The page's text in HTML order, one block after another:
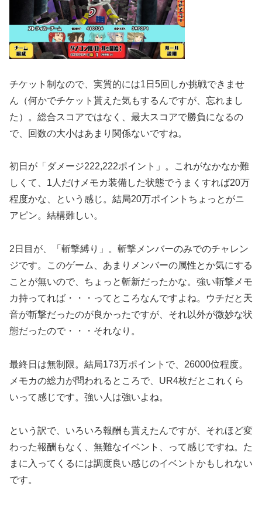
チケット制なので、実質的には1日5回しか挑戦できませ
ん（何かでチケット貰えた気もするんですが、忘れまし
た）。総合スコアではなく、最大スコアで勝負になるの
で、回数の大小はあまり関係ないですね。
初日が「ダメージ222,222ポイント」。これがなかなか難
しくて、1人だけメモカ装備した状態でうまくすれば20万
程度かな、という感じ。結局20万ポイントちょっとがニ
アピン。結構難しい。
2日目が、「斬撃縛り」。斬撃メンバーのみでのチャレン
ジです。このゲーム、あまりメンバーの属性とか気にする
ことが無いので、ちょっと斬新だったかな。強い斬撃メモ
カ持ってれば・・・ってところなんですよね。ウチだと天
音が斬撃だったのが良かったですが、それ以外が微妙な状
態だったので・・・それなり。
最終日は無制限。結局173万ポイントで、26000位程度。
メモカの総力が問われるところで、UR4枚だとこれくら
いって感じです。強い人は強いよね。
という訳で、いろいろ報酬も貰えたんですが、それほど変
わった報酬もなく、無難なイベント、って感じですね。た
まに入ってくるには調度良い感じのイベントかもしれない
です。